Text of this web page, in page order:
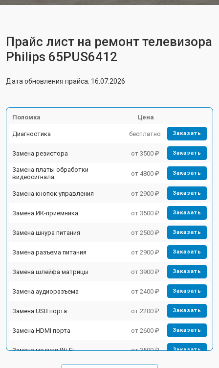
Прайс лист на ремонт телевизора
Philips 65PUS6412
Дата обновления прайса: 16.07.2026
Поломка Цена
Диагностика бесплатно Заказать
Замена резистора от 3500 ₽ Заказать
Замена платы обработки
видеосигнала
от 4800 ₽ Заказать
Замена кнопок управления от 2900 ₽ Заказать
Замена ИК-приемника от 3500 ₽ Заказать
Замена шнура питания от 2500 ₽ Заказать
Замена разъема питания от 2900 ₽ Заказать
Замена шлейфа матрицы от 3900 ₽ Заказать
Замена аудиоразъема от 2400 ₽ Заказать
Замена USB порта от 2200 ₽ Заказать
Замена HDMI порта от 2600 ₽ Заказать
Замена модуля Wi-Fi от 3500 ₽ Заказать